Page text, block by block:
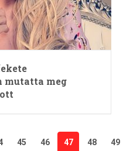
mutatta meg
45 46 47 48 49